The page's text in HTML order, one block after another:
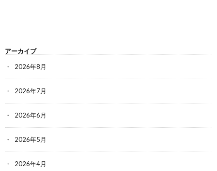
アーカイブ
2026年8月
2026年7月
2026年6月
2026年5月
2026年4月